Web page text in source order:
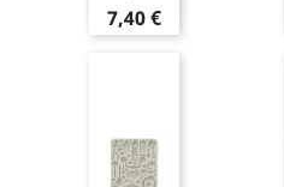
7,40 €